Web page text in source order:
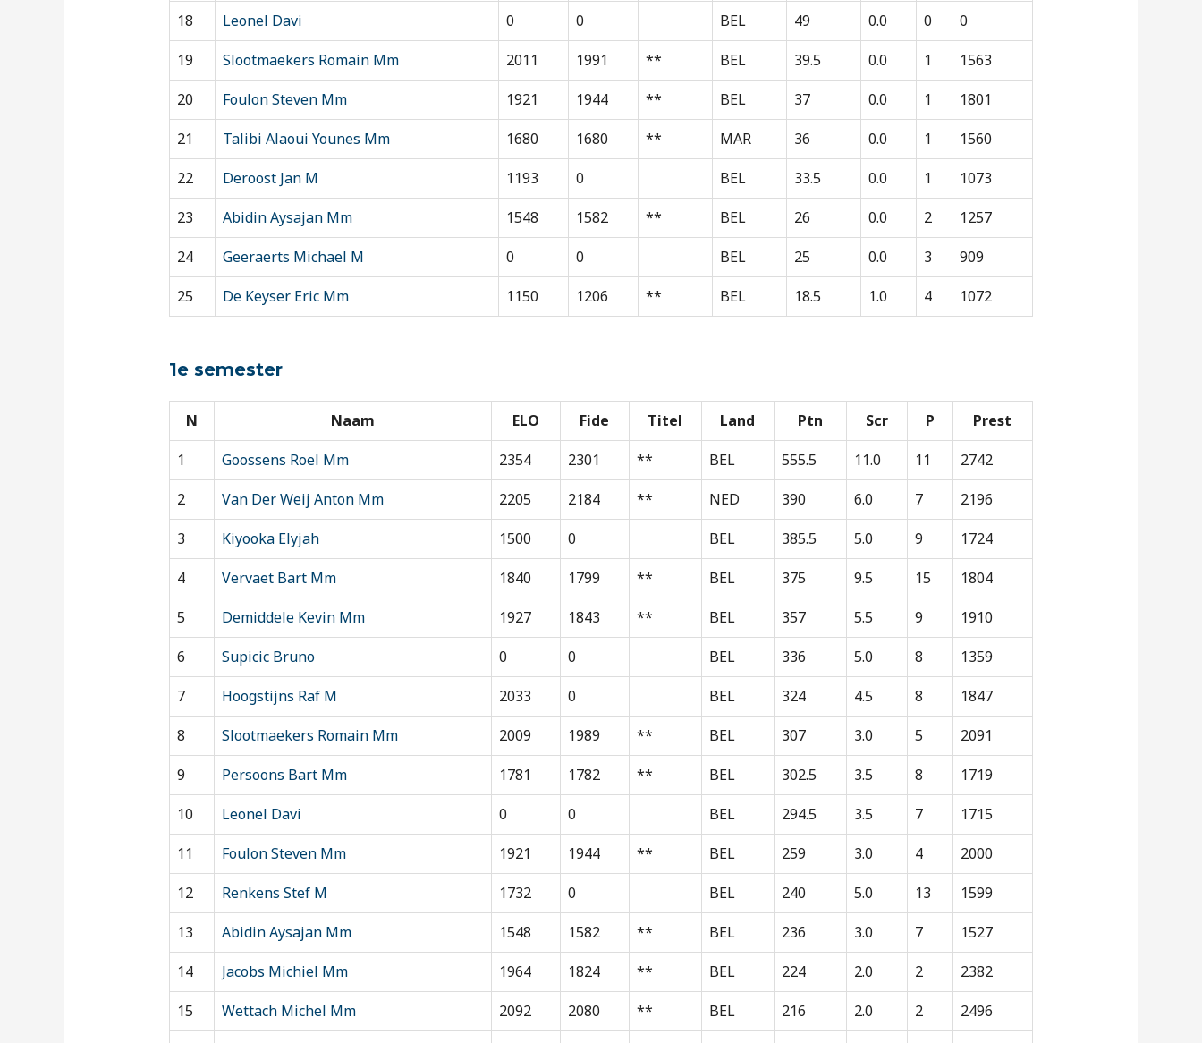
18
Leonel Davi 0 0 BEL 49 0.0 0
0
19
Slootmaekers Romain Mm 2011 1991 ** BEL 39.5 0.0 1
1563
20
Foulon Steven Mm 1921 1944 ** BEL 37 0.0 1
1801
21
Talibi Alaoui Younes Mm 1680 1680 ** MAR 36 0.0 1
1560
22
Deroost Jan M 1193 0 BEL 33.5 0.0 1
1073
23
Abidin Aysajan Mm 1548 1582 ** BEL 26 0.0 2
1257
24
Geeraerts Michael M 0 0 BEL 25 0.0 3
909
25
De Keyser Eric Mm 1150 1206 ** BEL 18.5 1.0 4 1072
1e semester
N Naam ELO Fide Titel Land Ptn Scr P
Prest
1
Goossens Roel Mm 2354 2301 ** BEL 555.5 11.0 11
2742
2
Van Der Weij Anton Mm 2205 2184 ** NED 390 6.0 7
2196
3
Kiyooka Elyjah 1500 0 BEL 385.5 5.0 9
1724
4
Vervaet Bart Mm 1840 1799 ** BEL 375 9.5 15
1804
5
Demiddele Kevin Mm 1927 1843 ** BEL 357 5.5 9
1910
6
Supicic Bruno 0 0 BEL 336 5.0 8
1359
7
Hoogstijns Raf M 2033 0 BEL 324 4.5 8
1847
8
Slootmaekers Romain Mm 2009 1989 ** BEL 307 3.0 5
2091
9
Persoons Bart Mm 1781 1782 ** BEL 302.5 3.5 8
1719
10
Leonel Davi 0 0 BEL 294.5 3.5 7
1715
11
Foulon Steven Mm 1921 1944 ** BEL 259 3.0 4
2000
12
Renkens Stef M 1732 0 BEL 240 5.0 13
1599
13
Abidin Aysajan Mm 1548 1582 ** BEL 236 3.0 7
1527
14
Jacobs Michiel Mm 1964 1824 ** BEL 224 2.0 2
2382
15
Wettach Michel Mm 2092 2080 ** BEL 216 2.0 2
2496